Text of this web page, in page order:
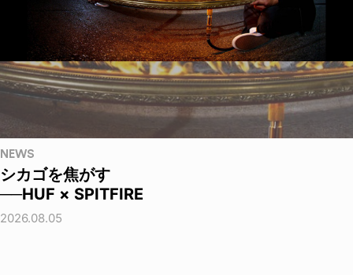
NEWS
シカゴを焦がす
──HUF × SPITFIRE
2026.08.05